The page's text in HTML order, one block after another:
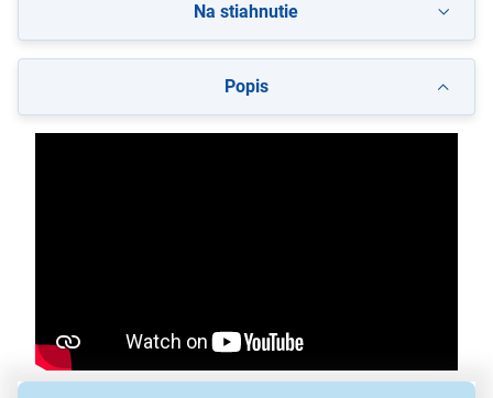
Popis
Na stiahnutie